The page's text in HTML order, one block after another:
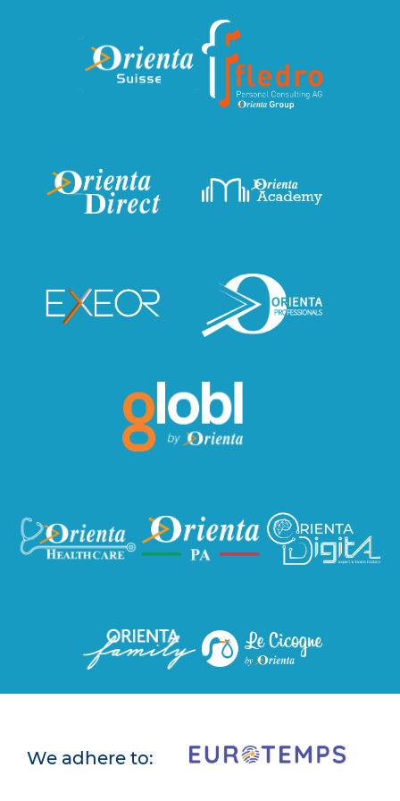
· Zajímavé platové ohodnocení · 13. plat
· Příspěvek na dopravu · Věrnostní a
docházkový bonus · Stravenky plně hrazené
zaměstnavatelem · 5 týdnů dovolené ·
Flexipass · Příspěvek na penzijní připojištění
We adhere to: